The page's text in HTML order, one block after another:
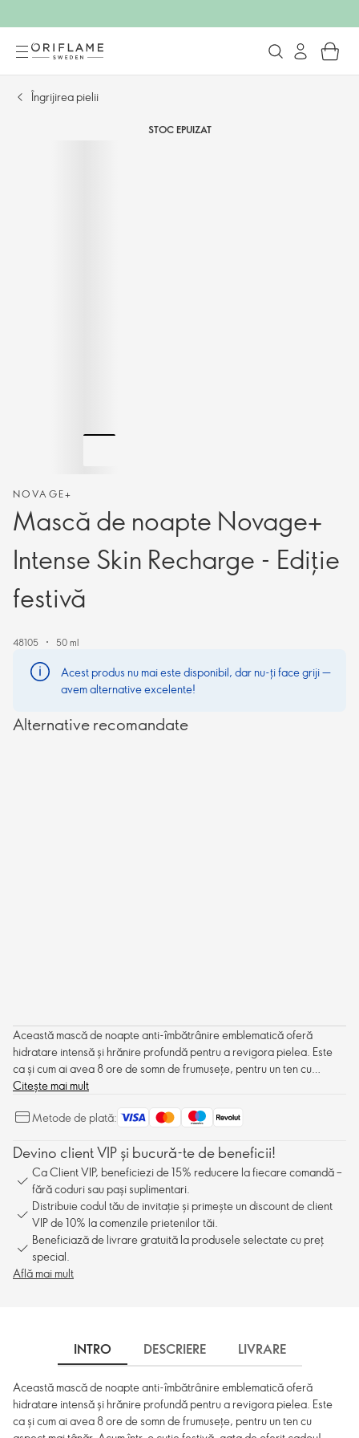
Îngrijirea pielii
STOC EPUIZAT
NOVAGE+
Mască de noapte Novage+
Intense Skin Recharge - Ediție
festivă
48105 50 ml
Acest produs nu mai este disponibil, dar nu-ți face griji —
avem alternative excelente!
Alternative recomandate
Această mască de noapte anti-îmbătrânire emblematică oferă
hidratare intensă și hrănire profundă pentru a revigora pielea. Este
ca și cum ai avea 8 ore de somn de frumusețe, pentru un ten cu
aspect mai tânăr. Acum într-o cutie festivă, gata de oferit cadou!
Citește mai mult
Metode de plată:
Devino client VIP și bucură-te de beneficii!
Ca Client VIP, beneficiezi de 15% reducere la fiecare comandă –
fără coduri sau pași suplimentari.
Distribuie codul tău de invitație și primește un discount de client
VIP de 10% la comenzile prietenilor tăi.
Beneficiază de livrare gratuită la produsele selectate cu preț
special.
Află mai mult
INTRO DESCRIERE LIVRARE
Această mască de noapte anti-îmbătrânire emblematică oferă
hidratare intensă și hrănire profundă pentru a revigora pielea. Este
ca și cum ai avea 8 ore de somn de frumusețe, pentru un ten cu